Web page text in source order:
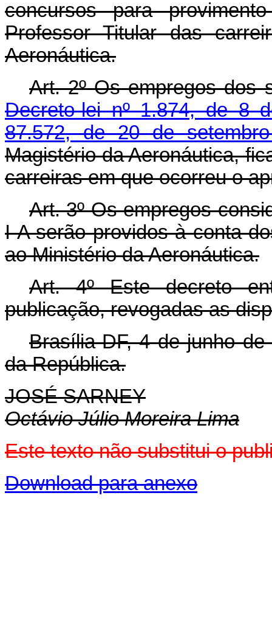
concursos para
Professor Titular das
Aeronáutica.
Art. 2º Os empregos dos
Decreto-lei nº 1.874, de 8
87.572, de 20 de
Magistério da Aeronáutica,
carreiras em que ocorreu o
Art. 3º Os empregos
I-A serão providos à conta
ao Ministério da Aeronáutica.
Art. 4º Este decreto
publicação, revogadas as
Brasília-DF, 4 de junho de
da República.
JOSÉ SARNEY
Octávio Júlio Moreira Lima
Este texto não substitui o
Download para anexo